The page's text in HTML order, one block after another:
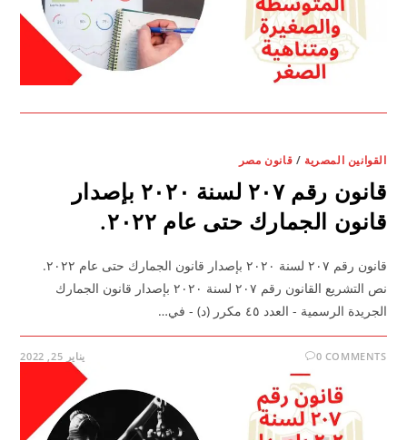
القوانين المصرية / قانون مصر
قانون رقم ٢٠٧ لسنة ٢٠٢٠ بإصدار
قانون الجمارك حتى عام ٢٠٢٢.
قانون رقم ٢٠٧ لسنة ٢٠٢٠ بإصدار قانون الجمارك حتى عام ٢٠٢٢.
نص التشريع القانون رقم ٢٠٧ لسنة ٢٠٢٠ بإصدار قانون الجمارك
الجريدة الرسمية - العدد ٤٥ مكرر (د) - في…
0 COMMENTS يناير 25, 2022